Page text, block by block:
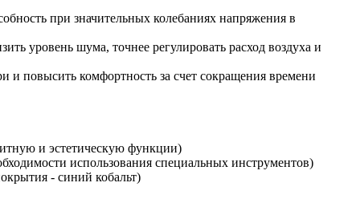
при значительных колебаниях напряжения в
уровень шума, точнее регулировать расход воздуха и
и повысить комфортность за счет сокращения времени
и эстетическую функции)
использования специальных инструментов)
- синий кобальт)